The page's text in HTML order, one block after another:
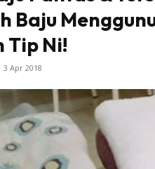
Baju
Tip Ni!
3 Apr 2018